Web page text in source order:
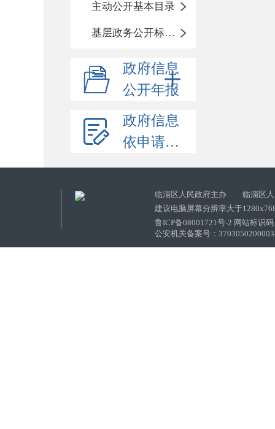
主动公开基本目录
基层政务公开标准化目录
政府信息
公开年报
政府信息
依申请公开
临淄区人民政府主办 临淄区人
建议电脑屏幕分辨率大于
鲁ICP备08001721号-2 网站标识
公安机关备案号：